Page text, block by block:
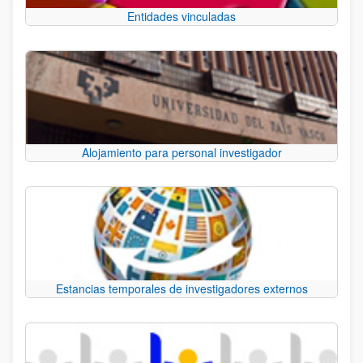
Entidades vinculadas
Alojamiento para personal investigador
Estancias temporales de investigadores externos